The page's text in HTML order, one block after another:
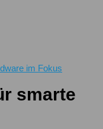
im Fokus
smarte